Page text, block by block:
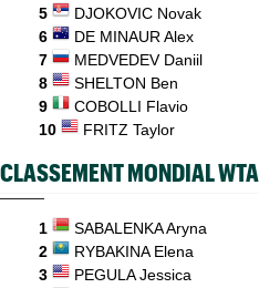
5
DJOKOVIC Novak
6
DE MINAUR Alex
7
MEDVEDEV Daniil
8
SHELTON Ben
9
COBOLLI Flavio
10
FRITZ Taylor
CLASSEMENT MONDIAL WTA
1 SABALENKA Aryna
2
RYBAKINA Elena
3
PEGULA Jessica